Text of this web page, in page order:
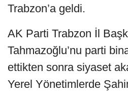
Trabzon’a geldi.
AK Parti Trabzon İl
Tahmazoğlu’nu parti
ettikten sonra siyaset
Yerel Yönetimlerde